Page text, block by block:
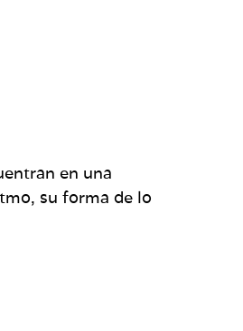
en una
su forma de lo